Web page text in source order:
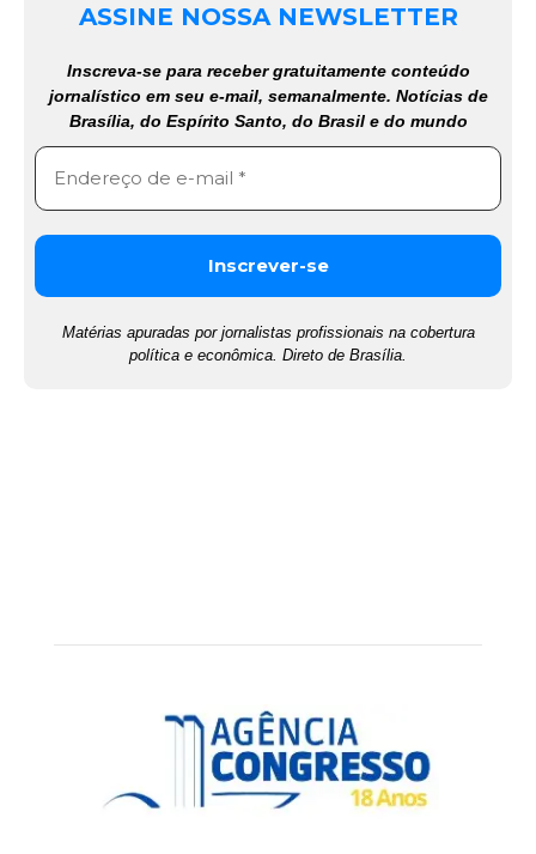
ASSINE NOSSA NEWSLETTER
Inscreva-se para receber gratuitamente conteúdo
jornalístico em seu e-mail, semanalmente. Notícias de
Brasília, do Espírito Santo, do Brasil e do mundo
Matérias apuradas por jornalistas profissionais na cobertura
política e econômica. Direto de Brasília.